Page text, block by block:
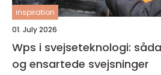
inspiration
01. July 2026
Wps i svejseteknologi:
og ensartede svejsninger